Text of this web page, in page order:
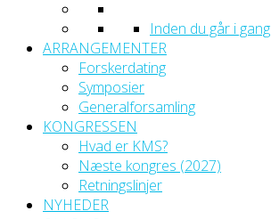
Inden du går i gang
ARRANGEMENTER
Forskerdating
Symposier
Generalforsamling
KONGRESSEN
Hvad er KMS?
Næste kongres (2027)
Retningslinjer
NYHEDER